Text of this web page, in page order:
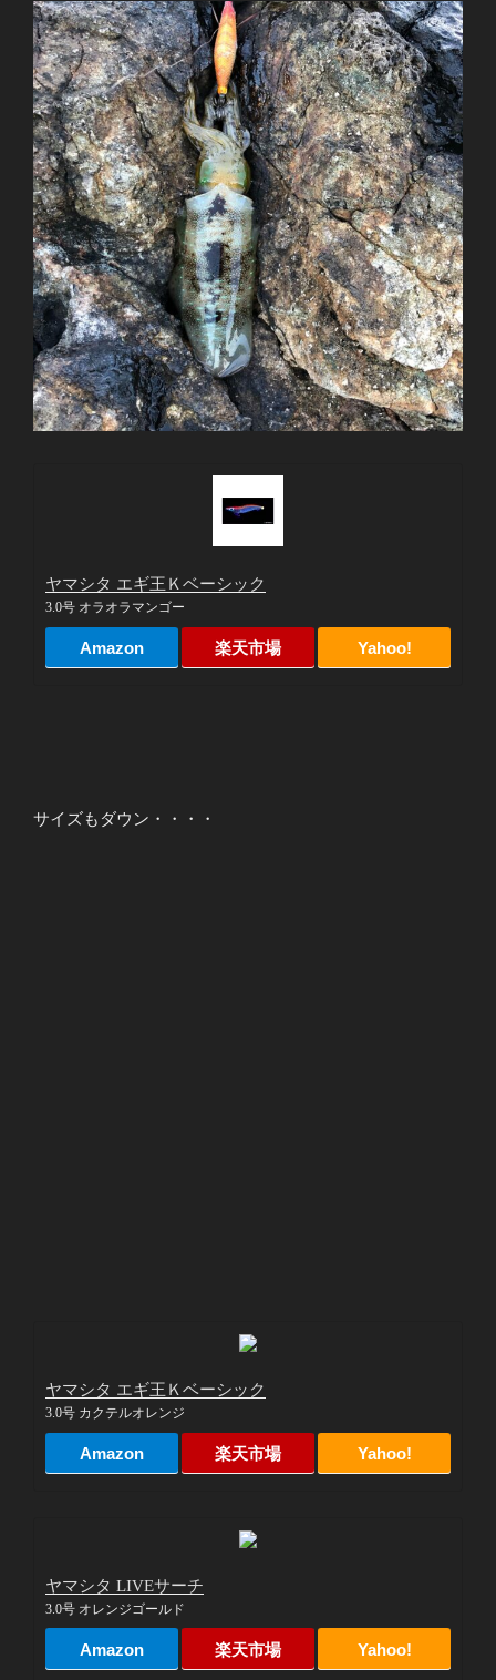
ヤマシタ エギ王Ｋベーシック
3.0号 オラオラマンゴー
Amazon 楽天市場 Yahoo!
サイズもダウン・・・・
ヤマシタ エギ王Ｋベーシック
3.0号 カクテルオレンジ
Amazon 楽天市場 Yahoo!
ヤマシタ LIVEサーチ
3.0号 オレンジゴールド
Amazon 楽天市場 Yahoo!